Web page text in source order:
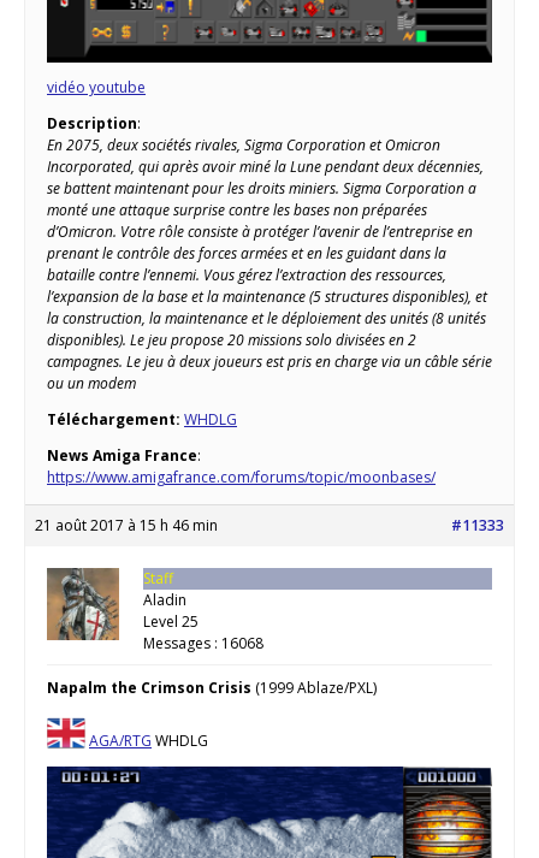
vidéo youtube
Description:
En 2075, deux sociétés rivales, Sigma Corporation et Omicron
Incorporated, qui après avoir miné la Lune pendant deux décennies,
se battent maintenant pour les droits miniers. Sigma Corporation a
monté une attaque surprise contre les bases non préparées
d’Omicron. Votre rôle consiste à protéger l’avenir de l’entreprise en
prenant le contrôle des forces armées et en les guidant dans la
bataille contre l’ennemi. Vous gérez l’extraction des ressources,
l’expansion de la base et la maintenance (5 structures disponibles), et
la construction, la maintenance et le déploiement des unités (8 unités
disponibles). Le jeu propose 20 missions solo divisées en 2
campagnes. Le jeu à deux joueurs est pris en charge via un câble série
ou un modem
Téléchargement: WHDLG
News Amiga France:
https://www.amigafrance.com/forums/topic/moonbases/
21 août 2017 à 15 h 46 min #11333
Staff
Aladin
Level 25
Messages : 16068
Napalm the Crimson Crisis (1999 Ablaze/PXL)
AGA/RTG WHDLG